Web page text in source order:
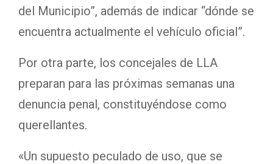
del Municipio”, además de indicar “dónde se
encuentra actualmente el vehículo oficial”.
Por otra parte, los concejales de LLA
preparan para las próximas semanas una
denuncia penal, constituyéndose como
querellantes.
«Un supuesto peculado de uso, que se